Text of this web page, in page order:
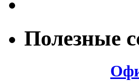
Полезные